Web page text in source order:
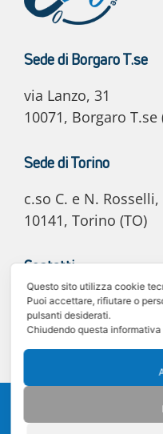
Sede di Borgaro T.se
via Lanzo, 31
10071, Borgaro T.se
Sede di Torino
c.so C. e N.
10141, Torino (TO)
Contatti
E-mail:
Tel. 011 02.06.030
©2025 e20 Automotive S.r.l. - C.F.
Sede legale: Via Lanzo 31, 10071
Questo sito utilizza cookie
Puoi accettare, rifiutare o
pulsanti desiderati.
Chiudendo questa